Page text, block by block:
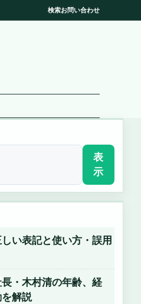
検索お問い合わせ
表
示
しい表記と使い方・誤用
・木村清の年齢、経
解説